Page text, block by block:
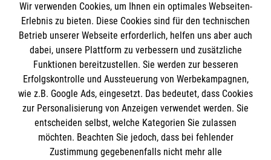
Informationen
Impressum
Datenschutz
Kontakt
Barrierefreiheit
Die Malteser
Malteser in Deutschland
Wir verwenden Cookies, um Ihnen ein optimales Webseiten-
Erlebnis zu bieten. Diese Cookies sind für den technischen
Betrieb unserer Webseite erforderlich, helfen uns aber auch
dabei, unsere Plattform zu verbessern und zusätzliche
Funktionen bereitzustellen. Sie werden zur besseren
Erfolgskontrolle und Aussteuerung von Werbekampagnen,
wie z.B. Google Ads, eingesetzt. Das bedeutet, dass Cookies
zur Personalisierung von Anzeigen verwendet werden. Sie
entscheiden selbst, welche Kategorien Sie zulassen
möchten. Beachten Sie jedoch, dass bei fehlender
Zustimmung gegebenenfalls nicht mehr alle